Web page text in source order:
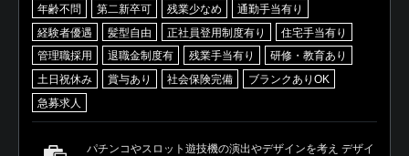
年齢不問
第二新卒可 残業少なめ
通勤手当有り
経験者優遇
髪型自由 正社員登用制度有り
住宅手当有り
管理職採用
退職金制度有 残業手当有り
研修・教育あり
土日祝休み
賞与あり 社会保険完備
ブランクありOK
急募求人
パチンコやスロット遊技機の演出やデザインを考え デザイ